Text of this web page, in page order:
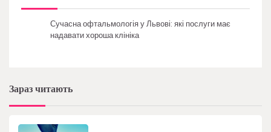
Сучасна офтальмологія у Львові: які послуги має
надавати хороша клініка
Зараз читають